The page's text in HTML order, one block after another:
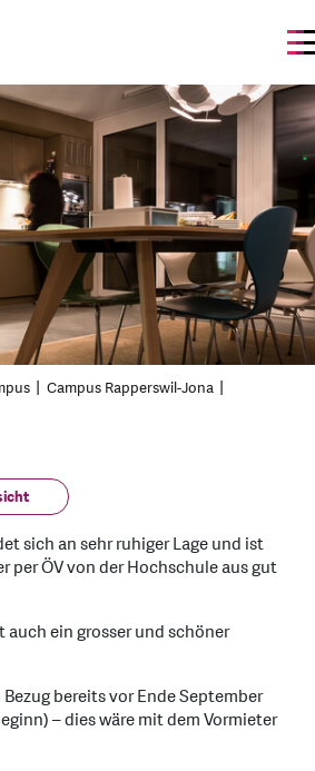
Campus Rapperswil-Jona
sich an sehr ruhiger Lage und ist
per ÖV von der Hochschule aus gut
auch ein grosser und schöner
bereits vor Ende September
– dies wäre mit dem Vormieter